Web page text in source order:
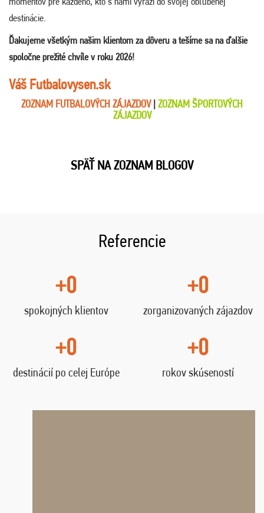
destinácie.
Ďakujeme všetkým našim klientom za dôveru a tešíme sa na ďalšie
spoločne prežité chvíle v roku 2026!
Váš Futbalovysen.sk
ZOZNAM FUTBALOVÝCH ZÁJAZDOV| ZOZNAM ŠPORTOVÝCH
ZÁJAZDOV
SPÄŤ NA ZOZNAM BLOGOV
Referencie
+0
spokojných klientov
+0
zorganizovaných zájazdov
+0
destinácií po celej Európe
+0
rokov skúseností